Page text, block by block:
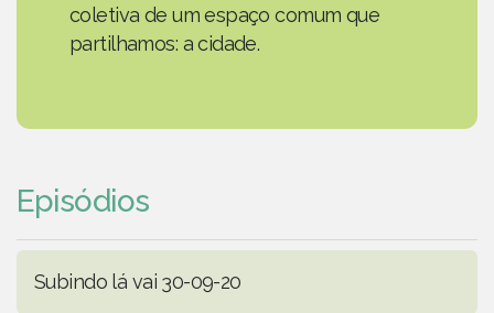
coletiva de um espaço comum que
partilhamos: a cidade.
Episódios
Subindo lá vai 30-09-20